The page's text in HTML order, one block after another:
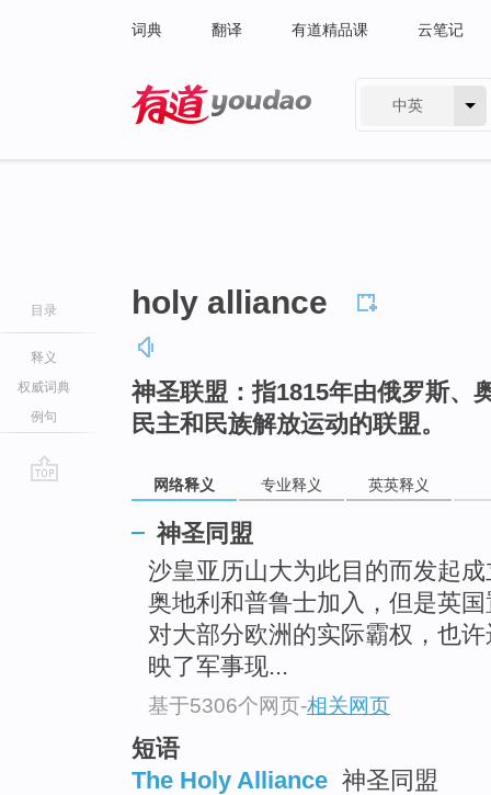
词典 翻译 有道精品课 云笔记
中英
目录
释义
权威词典
例句
holy alliance
神圣联盟：指1815年由俄罗斯、
民主和民族解放运动的联盟。
网络释义 专业释义 英英释义
神圣同盟
沙皇亚历山大为此目的而发起成
奥地利和普鲁士加入，但是英
对大部分欧洲的实际霸权，也
映了军事现...
基于5306个网页-相关网页
短语
The Holy Alliance 神圣同盟